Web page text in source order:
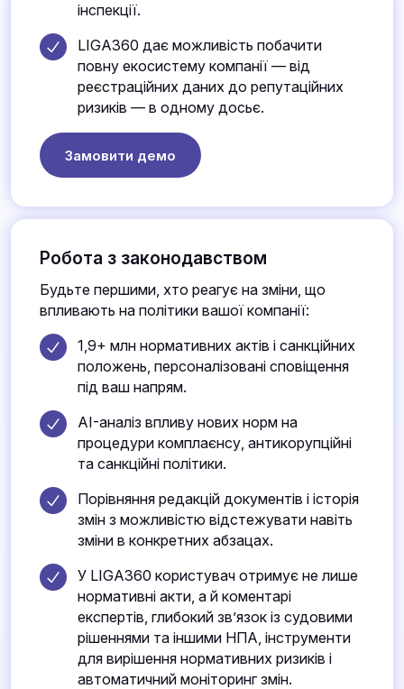
інспекції.
LIGA360 дає можливість побачити
повну екосистему компанії — від
реєстраційних даних до репутаційних
ризиків — в одному досьє.
Замовити демо
Робота з законодавством
Будьте першими, хто реагує на зміни, що
впливають на політики вашої компанії:
1,9+ млн нормативних актів і санкційних
положень, персоналізовані сповіщення
під ваш напрям.
AI-аналіз впливу нових норм на
процедури комплаєнсу, антикорупційні
та санкційні політики.
Порівняння редакцій документів і історія
змін з можливістю відстежувати навіть
зміни в конкретних абзацах.
У LIGA360 користувач отримує не лише
нормативні акти, а й коментарі
експертів, глибокий зв’язок із судовими
рішеннями та іншими НПА, інструменти
для вирішення нормативних ризиків і
автоматичний моніторинг змін.